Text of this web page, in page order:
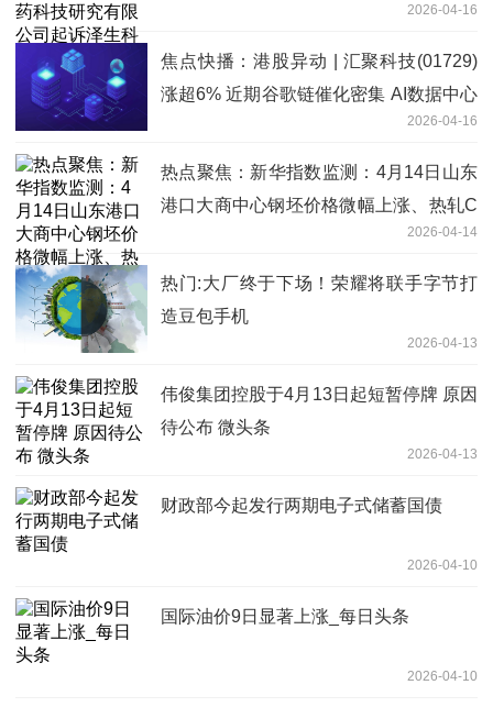
2026-04-16
焦点快播：港股异动 | 汇聚科技(01729)
涨超6% 近期谷歌链催化密集 AI数据中心
2026-04-16
热点聚焦：新华指数监测：4月14日山东
港口大商中心钢坯价格微幅上涨、热轧C
2026-04-14
热门:大厂终于下场！荣耀将联手字节打
造豆包手机
2026-04-13
伟俊集团控股于4月13日起短暂停牌 原因
待公布 微头条
2026-04-13
财政部今起发行两期电子式储蓄国债
2026-04-10
国际油价9日显著上涨_每日头条
2026-04-10